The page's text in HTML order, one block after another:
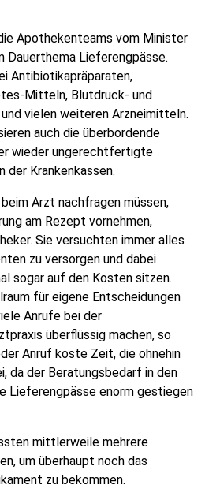
Apothekenteams vom Minister
Dauerthema Lieferengpässe.
Antibiotikapräparaten,
Mitteln, Blutdruck- und
vielen weiteren Arzneimitteln.
auch die überbordende
wieder ungerechtfertigte
der Krankenkassen.
Arzt nachfragen müssen,
am Rezept vornehmen,
Sie versuchten immer alles
zu versorgen und dabei
sogar auf den Kosten sitzen.
für eigene Entscheidungen
Anrufe bei der
überflüssig machen, so
Anruf koste Zeit, die ohnehin
da der Beratungsbedarf in den
Lieferengpässe enorm gestiegen
mittlerweile mehrere
um überhaupt noch das
zu bekommen.